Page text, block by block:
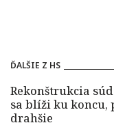
ĎALŠIE Z HS
Rekonštrukcia
sa blíži ku koncu,
drahšie